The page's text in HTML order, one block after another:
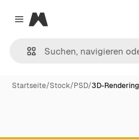
Close menu
Magnific
Startseite/Stock/PSD/3D-